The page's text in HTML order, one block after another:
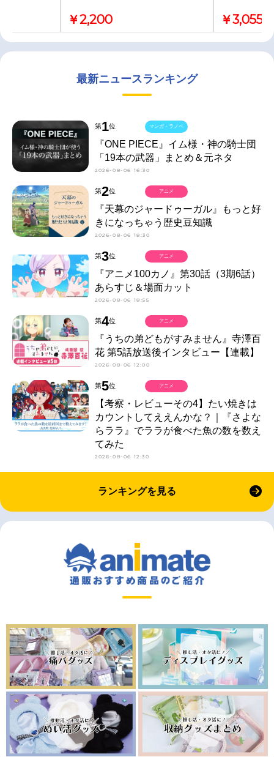
￥2,200 ￥3,055
最新ニュースランキング
第1位
『ONE PIECE』イム様・神の騎士団
「19本の武器」まとめ＆元ネタ
2026-08-06 16:30
マンガ・ラノベ
第2位
『天幕のジャードゥーガル』もっと好
きになっちゃう歴史豆知識
2026-08-06 18:30
アニメ
第3位
『アニメ100カノ』第30話（3期6話）
あらすじ＆場面カット
2026-08-06 18:55
アニメ
第4位
『うちの弟どもがすみません』寺澤百
花 第5話放送後インタビュー【連載】
2026-08-06 12:00
アニメ
第5位
【考察・レビューその4】たい焼きは
カウントしてええんかな？｜『さよな
らララ』でララが食べた魚の数を数え
てみた
2026-08-06 12:30
アニメ
ランキングを見る